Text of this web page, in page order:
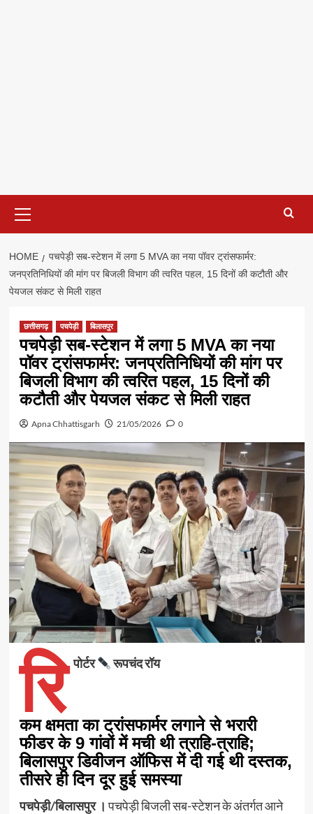
Menu
HOME
पचपेड़ी सब-स्टेशन में लगा 5 MVA का नया पॉवर ट्रांसफार्मर:
जनप्रतिनिधियों की मांग पर बिजली विभाग की त्वरित पहल, 15 दिनों की कटौती और
पेयजल संकट से मिली राहत
छत्तीसगढ़ पचपेड़ी बिलासपुर
पचपेड़ी सब-स्टेशन में लगा 5 MVA का नया
पॉवर ट्रांसफार्मर: जनप्रतिनिधियों की मांग पर
बिजली विभाग की त्वरित पहल, 15 दिनों की
कटौती और पेयजल संकट से मिली राहत
Apna Chhattisgarh 21/05/2026 0
रि पोर्टर रूपचंद रॉय
कम क्षमता का ट्रांसफार्मर लगाने से भरारी
फीडर के 9 गांवों में मची थी त्राहि-त्राहि;
बिलासपुर डिवीजन ऑफिस में दी गई थी दस्तक,
तीसरे ही दिन दूर हुई समस्या
पचपेड़ी/बिलासपुर । पचपेड़ी बिजली सब-स्टेशन के अंतर्गत आने